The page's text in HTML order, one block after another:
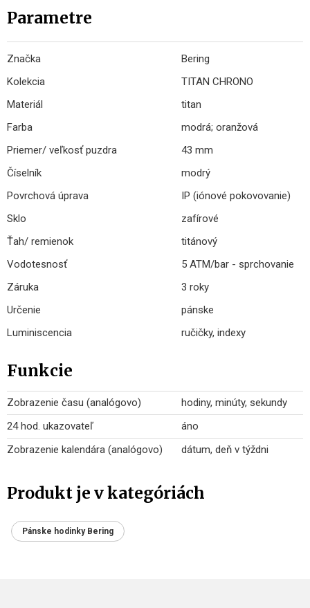
Parametre
Značka
Bering
Kolekcia
TITAN CHRONO
Materiál
titan
Farba
modrá; oranžová
Priemer/ veľkosť puzdra
43 mm
Číselník
modrý
Povrchová úprava
IP (iónové pokovovanie)
Sklo
zafírové
Ťah/ remienok
titánový
Vodotesnosť
5 ATM/bar - sprchovanie
Záruka
3 roky
Určenie
pánske
Luminiscencia
ručičky, indexy
Funkcie
Zobrazenie času (analógovo)
hodiny, minúty, sekundy
24 hod. ukazovateľ
áno
Zobrazenie kalendára (analógovo)
dátum, deň v týždni
Produkt je v kategóriách
Pánske hodinky Bering